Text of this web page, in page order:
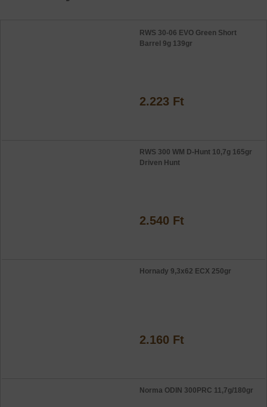
RWS 30-06 EVO Green Short
Barrel 9g 139gr
2.223 Ft
RWS 300 WM D-Hunt 10,7g 165gr
Driven Hunt
2.540 Ft
Hornady 9,3x62 ECX 250gr
2.160 Ft
Norma ODIN 300PRC 11,7g/180gr